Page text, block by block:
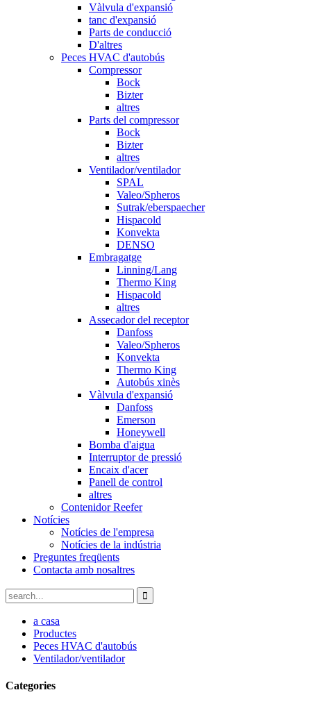
Vàlvula d'expansió
tanc d'expansió
Parts de conducció
D'altres
Peces HVAC d'autobús
Compressor
Bock
Bizter
altres
Parts del compressor
Bock
Bizter
altres
Ventilador/ventilador
SPAL
Valeo/Spheros
Sutrak/eberspaecher
Hispacold
Konvekta
DENSO
Embragatge
Linning/Lang
Thermo King
Hispacold
altres
Assecador del receptor
Danfoss
Valeo/Spheros
Konvekta
Thermo King
Autobús xinès
Vàlvula d'expansió
Danfoss
Emerson
Honeywell
Bomba d'aigua
Interruptor de pressió
Encaix d'acer
Panell de control
altres
Contenidor Reefer
Notícies
Notícies de l'empresa
Notícies de la indústria
Preguntes freqüents
Contacta amb nosaltres
a casa
Productes
Peces HVAC d'autobús
Ventilador/ventilador
Categories